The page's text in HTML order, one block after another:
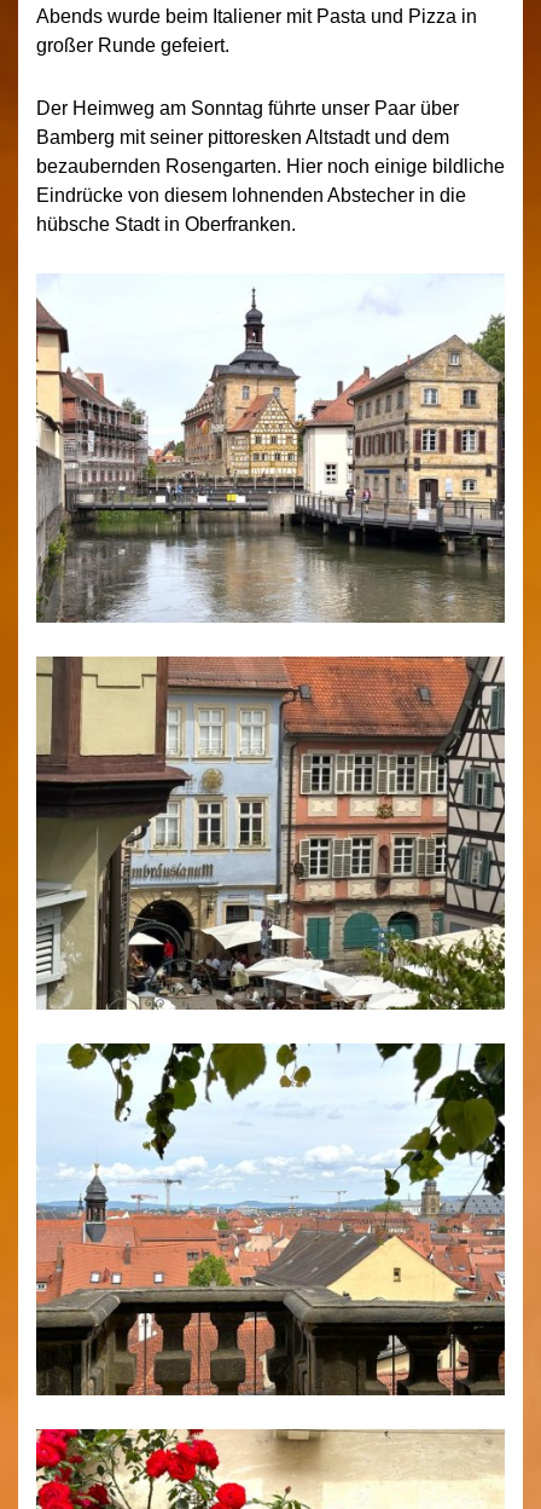
Abends wurde beim Italiener mit Pasta und Pizza in
großer Runde gefeiert.
Der Heimweg am Sonntag führte unser Paar über
Bamberg mit seiner pittoresken Altstadt und dem
bezaubernden Rosengarten. Hier noch einige bildliche
Eindrücke von diesem lohnenden Abstecher in die
hübsche Stadt in Oberfranken.